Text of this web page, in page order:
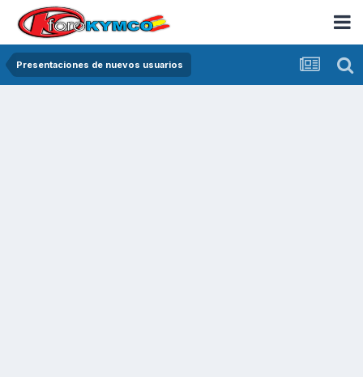
Presentaciones de nuevos usuarios